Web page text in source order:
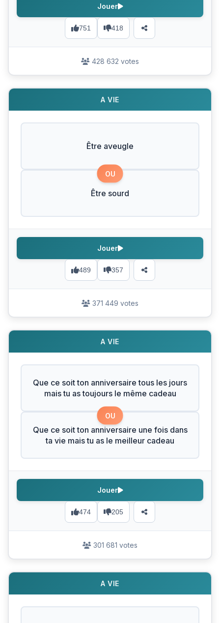
751 418
Jouer
428 632 votes
A VIE
Être aveugle
OU
Être sourd
489 357
Jouer
371 449 votes
A VIE
Que ce soit ton anniversaire tous les jours
mais tu as toujours le même cadeau
OU
Que ce soit ton anniversaire une fois dans
ta vie mais tu as le meilleur cadeau
474 205
Jouer
301 681 votes
A VIE